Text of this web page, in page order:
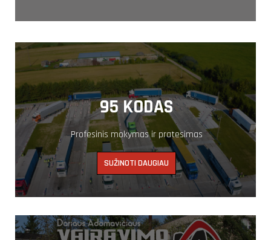
95 KODAS
Profesinis mokymas ir pratesimas
SUŽINOTI DAUGIAU